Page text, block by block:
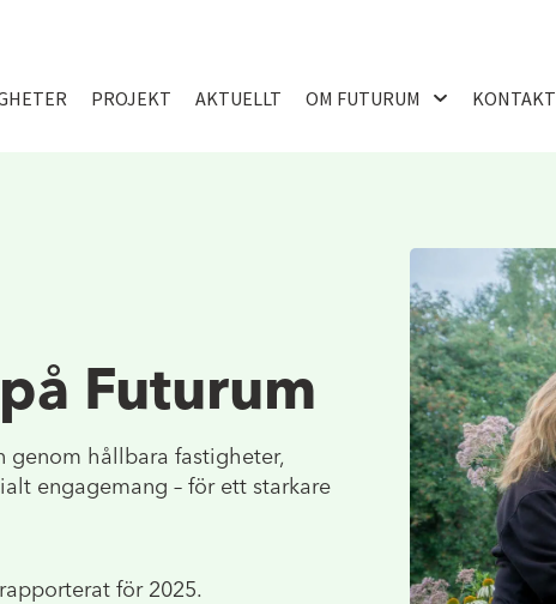
PROJEKT AKTUELLT OM FUTURUM KONTAKT
Futurum
genom hållbara fastigheter,
engagemang – för ett starkare
för 2025.